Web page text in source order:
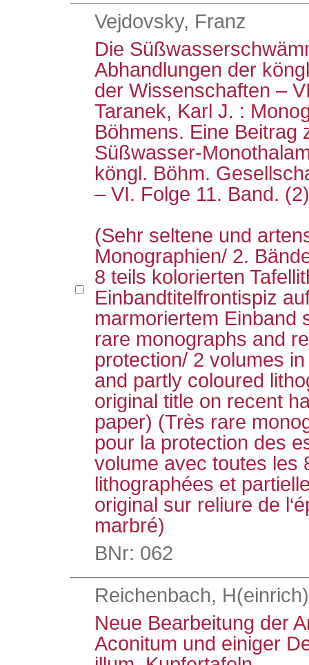
Vejdovsky, Franz
Die
Abhandlungen der
der Wissenschaften –
Taranek, Karl J. :
Böhmens. Eine Beitrag
Süßwasser-
köngl. Böhm.
– VI. Folge 11. Band. (2)
(Sehr seltene und
Monographien/ 2.
8 teils kolorierten
Einbandtitelfrontispiz
marmoriertem Einband
rare monographs and
protection/ 2 volumes
and partly coloured
original title on recent
paper) (Très rare
pour la protection des
volume avec toutes les
lithographées et
original sur reliure de
marbré)
BNr: 062
Reichenbach,
Neue Bearbeitung der
Aconitum und einiger